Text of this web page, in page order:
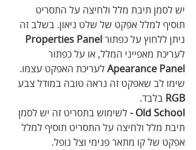
יש לסמן תיבת מלל ולחיצה על התסריט
תוסיף למלל אפקט של שלט ניאון. בשלב זה
ניתן ללחוץ על כפתור Properties Panel
לעריכת מאפייני המלל, או על כפתור
Apearance Panel לעריכת האפקט עצמו.
שימו לב שאפקט זה נראה טובה במודל צבע
RGB בלבד.
Old School -
לשימוש בתסריט זה יש לסמן
תיבת מלל ולחיצה על התסריט תוסיף למלל
אפקט של קו מתאר פנימי וצל נופל.